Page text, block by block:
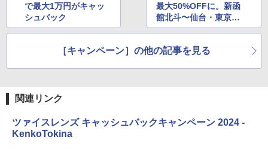
で最大1万円がキャッ
シュバック
最大50%OFFに。新函
館北斗〜仙台・東京間
の移動に
［キャンペーン］の他の記事を見る
関連リンク
ツァイスレンズ キャッシュバックキャンペーン 2024 -
KenkoTokina